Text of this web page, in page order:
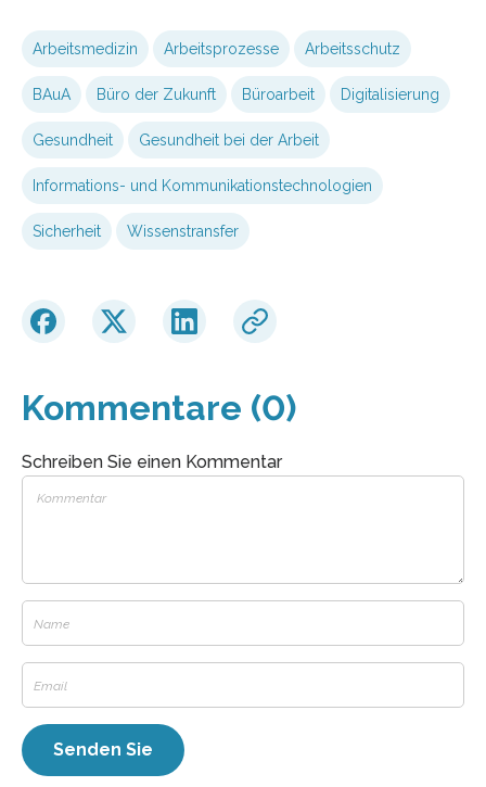
Arbeitsmedizin Arbeitsprozesse Arbeitsschutz
BAuA Büro der Zukunft Büroarbeit Digitalisierung
Gesundheit Gesundheit bei der Arbeit
Informations- und Kommunikationstechnologien
Sicherheit Wissenstransfer
Kommentare (0)
Schreiben Sie einen Kommentar